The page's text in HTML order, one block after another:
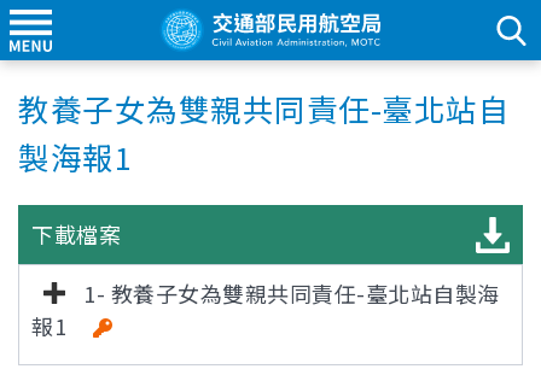
教養子女為雙親共同責任-臺北站自
製海報1
下載檔案
1- 教養子女為雙親共同責任-臺北站自製海
報1